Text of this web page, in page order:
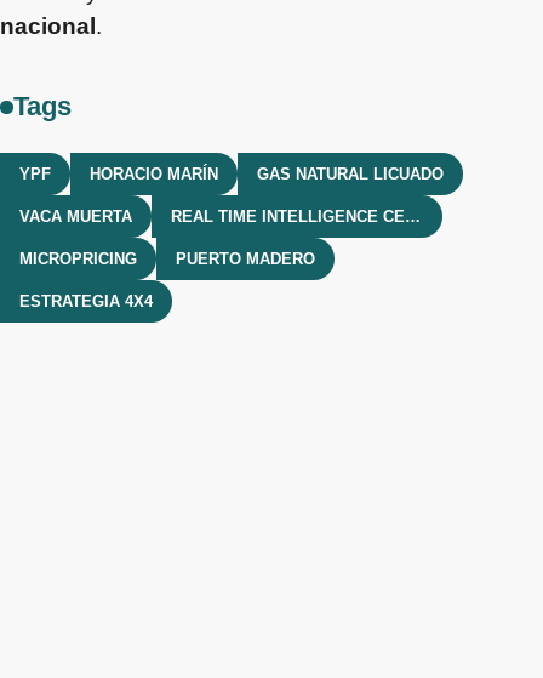
nacional .
Tags
YPF HORACIO MARÍN GAS NATURAL LICUADO
VACA MUERTA REAL TIME INTELLIGENCE CENTER
MICROPRICING PUERTO MADERO
ESTRATEGIA 4X4